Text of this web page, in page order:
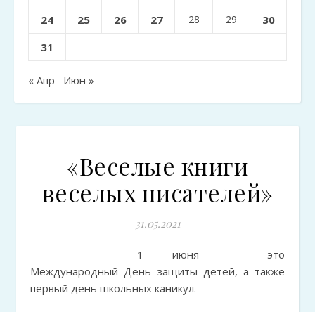
24 25 26 27 28 29
30
31
« Апр Июн »
«Веселые книги
веселых писателей»
31.05.2021
1 июня — это
Международный День защиты детей, а также
первый день школьных каникул.